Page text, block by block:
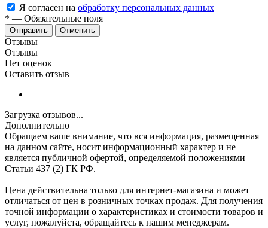
Я согласен на обработку персональных данных
* — Обязательные поля
Отменить
Отзывы
Отзывы
Нет оценок
Оставить отзыв
Загрузка отзывов...
Дополнительно
Обращаем ваше внимание, что вся информация, размещенная
на данном сайте, носит информационный характер и не
является публичной офертой, определяемой положениями
Статьи 437 (2) ГК РФ.
Цена действительна только для интернет-магазина и может
отличаться от цен в розничных точках продаж. Для получения
точной информации о характеристиках и стоимости товаров и
услуг, пожалуйста, обращайтесь к нашим менеджерам.